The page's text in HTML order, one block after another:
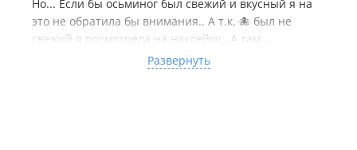
Но... Если бы осьминог был свежий и вкусный я на
это не обратила бы внимания.. А т.к. 🐙 был не
свежий я посмотрела на наклейку.. А там....
Тарарам.. Камбала 2000 рублей за кг... Вот вам и 180
Развернуть